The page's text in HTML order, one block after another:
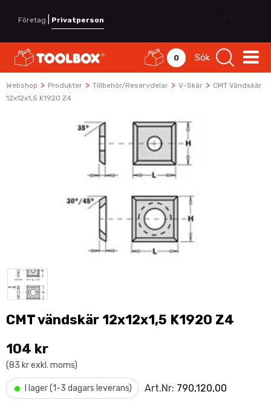
Företag Privatperson
0 Sök
Webshop > Produkter > Tillbehör/Reservdelar > V-Skär > CMT Vändskär
12x12x1,5 K1920 Z4
CMT vändskär 12x12x1,5 K1920 Z4
104 kr
(83 kr exkl. moms)
• I lager (1-3 dagars leverans) Art.Nr: 790,120,00